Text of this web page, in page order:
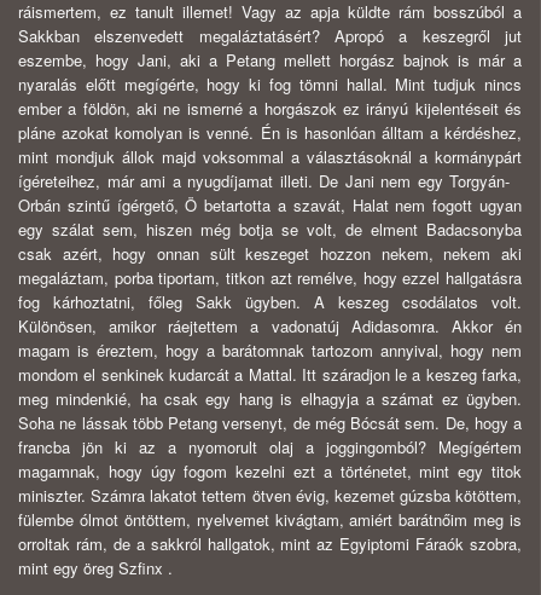
ráismertem, ez tanult illemet! Vagy az apja küldte rám bosszúból a
Sakkban elszenvedett megaláztatásért? Apropó a keszegről jut
eszembe, hogy Jani, aki a Petang mellett horgász bajnok is már a
nyaralás előtt megígérte, hogy ki fog tömni hallal. Mint tudjuk nincs
ember a földön, aki ne ismerné a horgászok ez irányú kijelentéseit és
pláne azokat komolyan is venné. Én is hasonlóan álltam a kérdéshez,
mint mondjuk állok majd voksommal a választásoknál a kormánypárt
ígéreteihez, már ami a nyugdíjamat illeti. De Jani nem egy Torgyán-
Orbán szintű ígérgető, Ö betartotta a szavát, Halat nem fogott ugyan
egy szálat sem, hiszen még botja se volt, de elment Badacsonyba
csak azért, hogy onnan sült keszeget hozzon nekem, nekem aki
megaláztam, porba tiportam, titkon azt remélve, hogy ezzel hallgatásra
fog kárhoztatni, főleg Sakk ügyben. A keszeg csodálatos volt.
Különösen, amikor ráejtettem a vadonatúj Adidasomra. Akkor én
magam is éreztem, hogy a barátomnak tartozom annyival, hogy nem
mondom el senkinek kudarcát a Mattal. Itt száradjon le a keszeg farka,
meg mindenkié, ha csak egy hang is elhagyja a számat ez ügyben.
Soha ne lássak több Petang versenyt, de még Bócsát sem. De, hogy a
francba jön ki az a nyomorult olaj a joggingomból? Megígértem
magamnak, hogy úgy fogom kezelni ezt a történetet, mint egy titok
miniszter. Számra lakatot tettem ötven évig, kezemet gúzsba kötöttem,
fülembe ólmot öntöttem, nyelvemet kivágtam, amiért barátnőim meg is
orroltak rám, de a sakkról hallgatok, mint az Egyiptomi Fáraók szobra,
mint egy öreg Szfinx .